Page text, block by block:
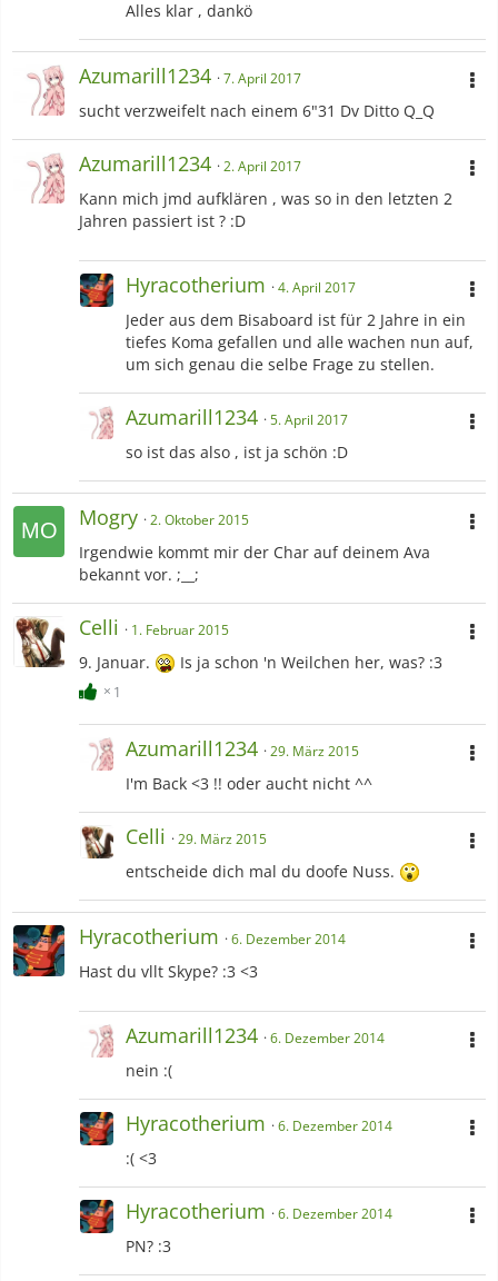
Alles klar , dankö
Azumarill1234 7. April 2017
sucht verzweifelt nach einem 6"31 Dv Ditto Q_Q
Azumarill1234 2. April 2017
Kann mich jmd aufklären , was so in den letzten 2
Jahren passiert ist ? :D
Hyracotherium 4. April 2017
Jeder aus dem Bisaboard ist für 2 Jahre in ein
tiefes Koma gefallen und alle wachen nun auf,
um sich genau die selbe Frage zu stellen.
Azumarill1234 5. April 2017
so ist das also , ist ja schön :D
Mogry 2. Oktober 2015
Irgendwie kommt mir der Char auf deinem Ava
bekannt vor. ;__;
Celli 1. Februar 2015
9. Januar. Is ja schon 'n Weilchen her, was? :3
1
Azumarill1234 29. März 2015
I'm Back <3 !! oder aucht nicht ^^
Celli 29. März 2015
entscheide dich mal du doofe Nuss.
Hyracotherium 6. Dezember 2014
Hast du vllt Skype? :3 <3
Azumarill1234 6. Dezember 2014
nein :(
Hyracotherium 6. Dezember 2014
:( <3
Hyracotherium 6. Dezember 2014
PN? :3